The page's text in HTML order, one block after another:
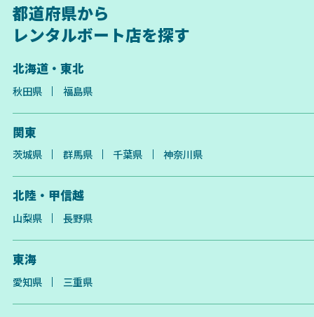
都道府県から
レンタルボート店を探す
北海道・東北
秋田県 福島県
関東
茨城県 群馬県 千葉県 神奈川県
北陸・甲信越
山梨県 長野県
東海
愛知県 三重県